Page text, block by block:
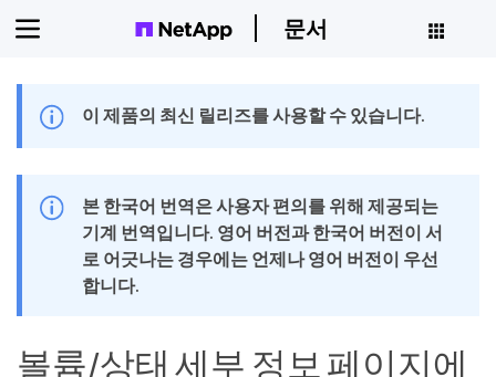
문서
이 제품의 최신 릴리즈를 사용할 수 있습니다.
본 한국어 번역은 사용자 편의를 위해 제공되는
기계 번역입니다. 영어 버전과 한국어 버전이 서
로 어긋나는 경우에는 언제나 영어 버전이 우선
합니다.
볼륨/상태 세부 정보 페이지에